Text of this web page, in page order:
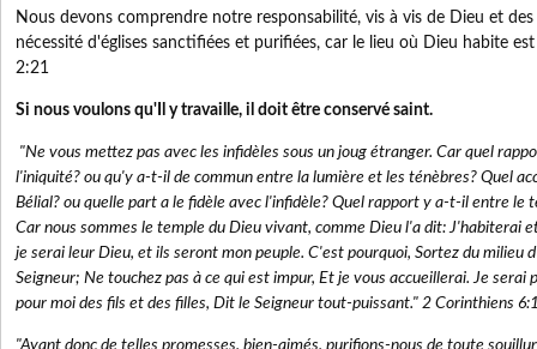
Nous devons comprendre notre responsabilité, vis à vis de Dieu et
nécessité d'églises sanctifiées et purifiées, car le lieu où Dieu habite
2:21
Si nous voulons qu'Il y travaille, il doit être conservé saint.
"Ne vous mettez pas avec les infidèles sous un joug étranger. Car quel
l'iniquité? ou qu'y a-t-il de commun entre la lumière et les ténèbres? Quel
Bélial? ou quelle part a le fidèle avec l'infidèle? Quel rapport y a-t-il entre le
Car nous sommes le temple du Dieu vivant, comme Dieu l'a dit: J'habiterai
je serai leur Dieu, et ils seront mon peuple. C'est pourquoi, Sortez du milieu
Seigneur; Ne touchez pas à ce qui est impur, Et je vous accueillerai. Je serai
pour moi des fils et des filles, Dit le Seigneur tout-puissant." 2 Corinthiens
"Ayant donc de telles promesses, bien-aimés, purifions-nous de toute